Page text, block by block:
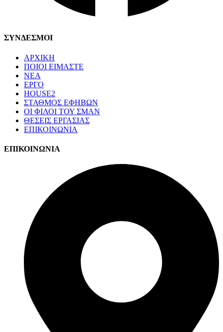
ΣΥΝΔΕΣΜΟΙ
ΑΡΧΙΚΗ
ΠΟΙΟΙ ΕΙΜΑΣΤΕ
ΝΕΑ
ΕΡΓΟ
HOUSE2
ΣΤΑΘΜΟΣ ΕΦΗΒΩΝ
ΟΙ ΦΙΛΟΙ ΤΟΥ ΣΜΑΝ
ΘΕΣΕΙΣ ΕΡΓΑΣΙΑΣ
ΕΠΙΚΟΙΝΩΝΙΑ
ΕΠΙΚΟΙΝΩΝΙΑ